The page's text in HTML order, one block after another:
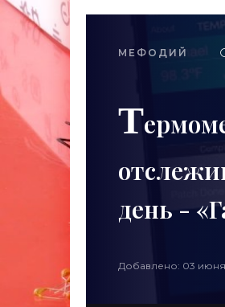
МЕФОДИЙ
Т
день -
Добавлено: 03 июня